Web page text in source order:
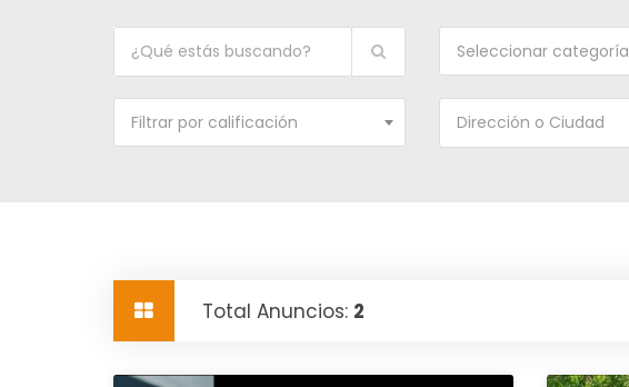
Seleccionar categoría
Filtrar por calificación
Total Anuncios: 2